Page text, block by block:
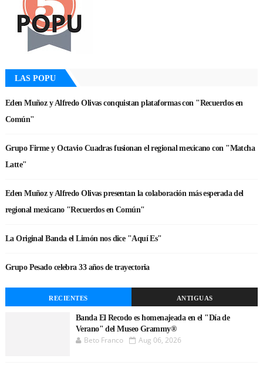
LAS POPU
Eden Muñoz y Alfredo Olivas conquistan plataformas con "Recuerdos en
Común"
Grupo Firme y Octavio Cuadras fusionan el regional mexicano con "Matcha
Latte"
Eden Muñoz y Alfredo Olivas presentan la colaboración más esperada del
regional mexicano "Recuerdos en Común"
La Original Banda el Limón nos dice "Aquí Es"
Grupo Pesado celebra 33 años de trayectoria
RECIENTES ANTIGUAS
Banda El Recodo es homenajeada en el "Día de
Verano" del Museo Grammy®
Beto Franco Aug 06, 2026